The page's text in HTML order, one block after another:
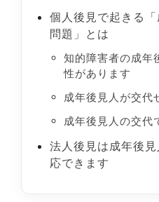
個人後見で起きる
問題」とは
知的障害者の成年
性があります
成年後見人が交代
成年後見人の交代
法人後見は成年後
応できます